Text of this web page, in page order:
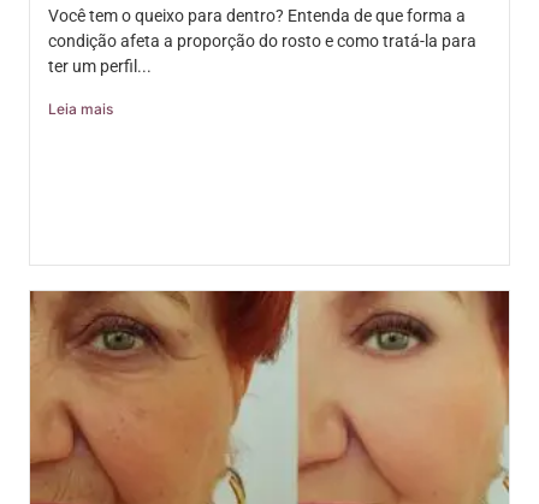
Você tem o queixo para dentro? Entenda de que forma a
condição afeta a proporção do rosto e como tratá-la para
ter um perfil...
Leia mais